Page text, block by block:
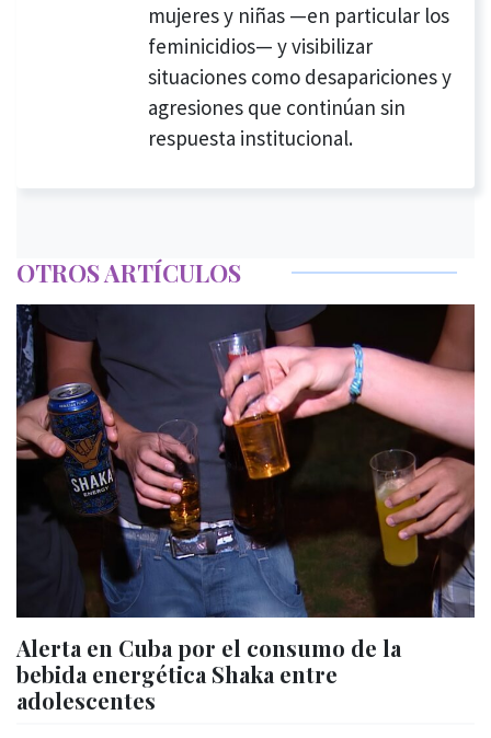
mujeres y niñas —en particular los
feminicidios— y visibilizar
situaciones como desapariciones y
agresiones que continúan sin
respuesta institucional.
OTROS ARTÍCULOS
Alerta en Cuba por el consumo de la
bebida energética Shaka entre
adolescentes